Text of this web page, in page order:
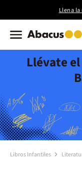
Llena
Llévate
Libros Infantiles